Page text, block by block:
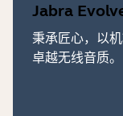
Jabra
秉承匠心，以
卓越无线音质。